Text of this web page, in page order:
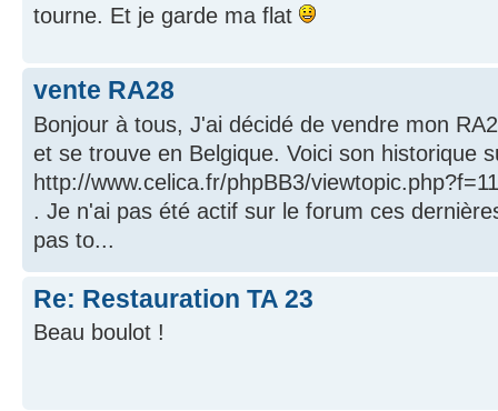
tourne. Et je garde ma flat
vente RA28
Bonjour à tous, J'ai décidé de vendre mon
et se trouve en Belgique. Voici son historique
http://www.celica.fr/phpBB3/
. Je n'ai pas été actif sur le forum ces
pas to...
Re: Restauration TA 23
Beau boulot !